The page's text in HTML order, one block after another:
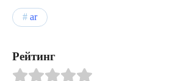
ar
Рейтинг